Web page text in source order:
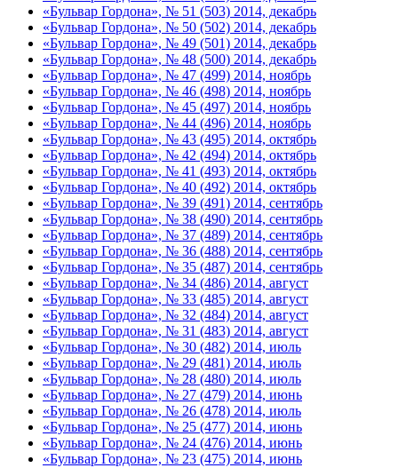
«Бульвар Гордона», № 51 (503) 2014, декабрь
«Бульвар Гордона», № 50 (502) 2014, декабрь
«Бульвар Гордона», № 49 (501) 2014, декабрь
«Бульвар Гордона», № 48 (500) 2014, декабрь
«Бульвар Гордона», № 47 (499) 2014, ноябрь
«Бульвар Гордона», № 46 (498) 2014, ноябрь
«Бульвар Гордона», № 45 (497) 2014, ноябрь
«Бульвар Гордона», № 44 (496) 2014, ноябрь
«Бульвар Гордона», № 43 (495) 2014, октябрь
«Бульвар Гордона», № 42 (494) 2014, октябрь
«Бульвар Гордона», № 41 (493) 2014, октябрь
«Бульвар Гордона», № 40 (492) 2014, октябрь
«Бульвар Гордона», № 39 (491) 2014, сентябрь
«Бульвар Гордона», № 38 (490) 2014, сентябрь
«Бульвар Гордона», № 37 (489) 2014, сентябрь
«Бульвар Гордона», № 36 (488) 2014, сентябрь
«Бульвар Гордона», № 35 (487) 2014, сентябрь
«Бульвар Гордона», № 34 (486) 2014, август
«Бульвар Гордона», № 33 (485) 2014, август
«Бульвар Гордона», № 32 (484) 2014, август
«Бульвар Гордона», № 31 (483) 2014, август
«Бульвар Гордона», № 30 (482) 2014, июль
«Бульвар Гордона», № 29 (481) 2014, июль
«Бульвар Гордона», № 28 (480) 2014, июль
«Бульвар Гордона», № 27 (479) 2014, июнь
«Бульвар Гордона», № 26 (478) 2014, июль
«Бульвар Гордона», № 25 (477) 2014, июнь
«Бульвар Гордона», № 24 (476) 2014, июнь
«Бульвар Гордона», № 23 (475) 2014, июнь